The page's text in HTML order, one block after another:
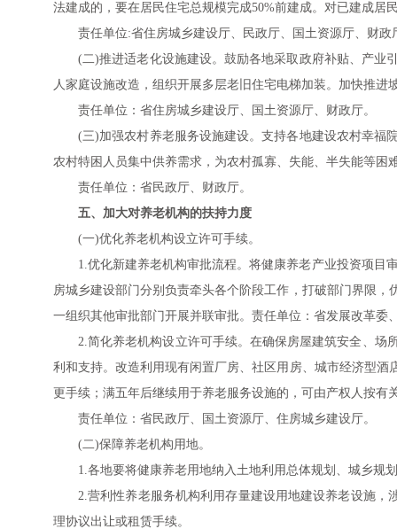
法建成的，要在居民住宅总规模完成50%前建成。对已建成
责任单位:省住房城乡建设厅、民政厅、国土资源厅、财政
(二)推进适老化设施建设。鼓励各地采取政府补贴、产业
人家庭设施改造，组织开展多层老旧住宅电梯加装。加快推
责任单位：省住房城乡建设厅、国土资源厅、财政厅。
(三)加强农村养老服务设施建设。支持各地建设农村幸福
农村特困人员集中供养需求，为农村孤寡、失能、半失能等困
责任单位：省民政厅、财政厅。
五、加大对养老机构的扶持力度
(一)优化养老机构设立许可手续。
1.优化新建养老机构审批流程。将健康养老产业投资项目
房城乡建设部门分别负责牵头各个阶段工作，打破部门界限
一组织其他审批部门开展并联审批。责任单位：省发展改革委
2.简化养老机构设立许可手续。在确保房屋建筑安全、场
利和支持。改造利用现有闲置厂房、社区用房、城市经济型
更手续；满五年后继续用于养老服务设施的，可由产权人按有
责任单位：省民政厅、国土资源厅、住房城乡建设厅。
(二)保障养老机构用地。
1.各地要将健康养老用地纳入土地利用总体规划、城乡规
2.营利性养老服务机构利用存量建设用地建设养老设施
理协议出让或租赁手续。